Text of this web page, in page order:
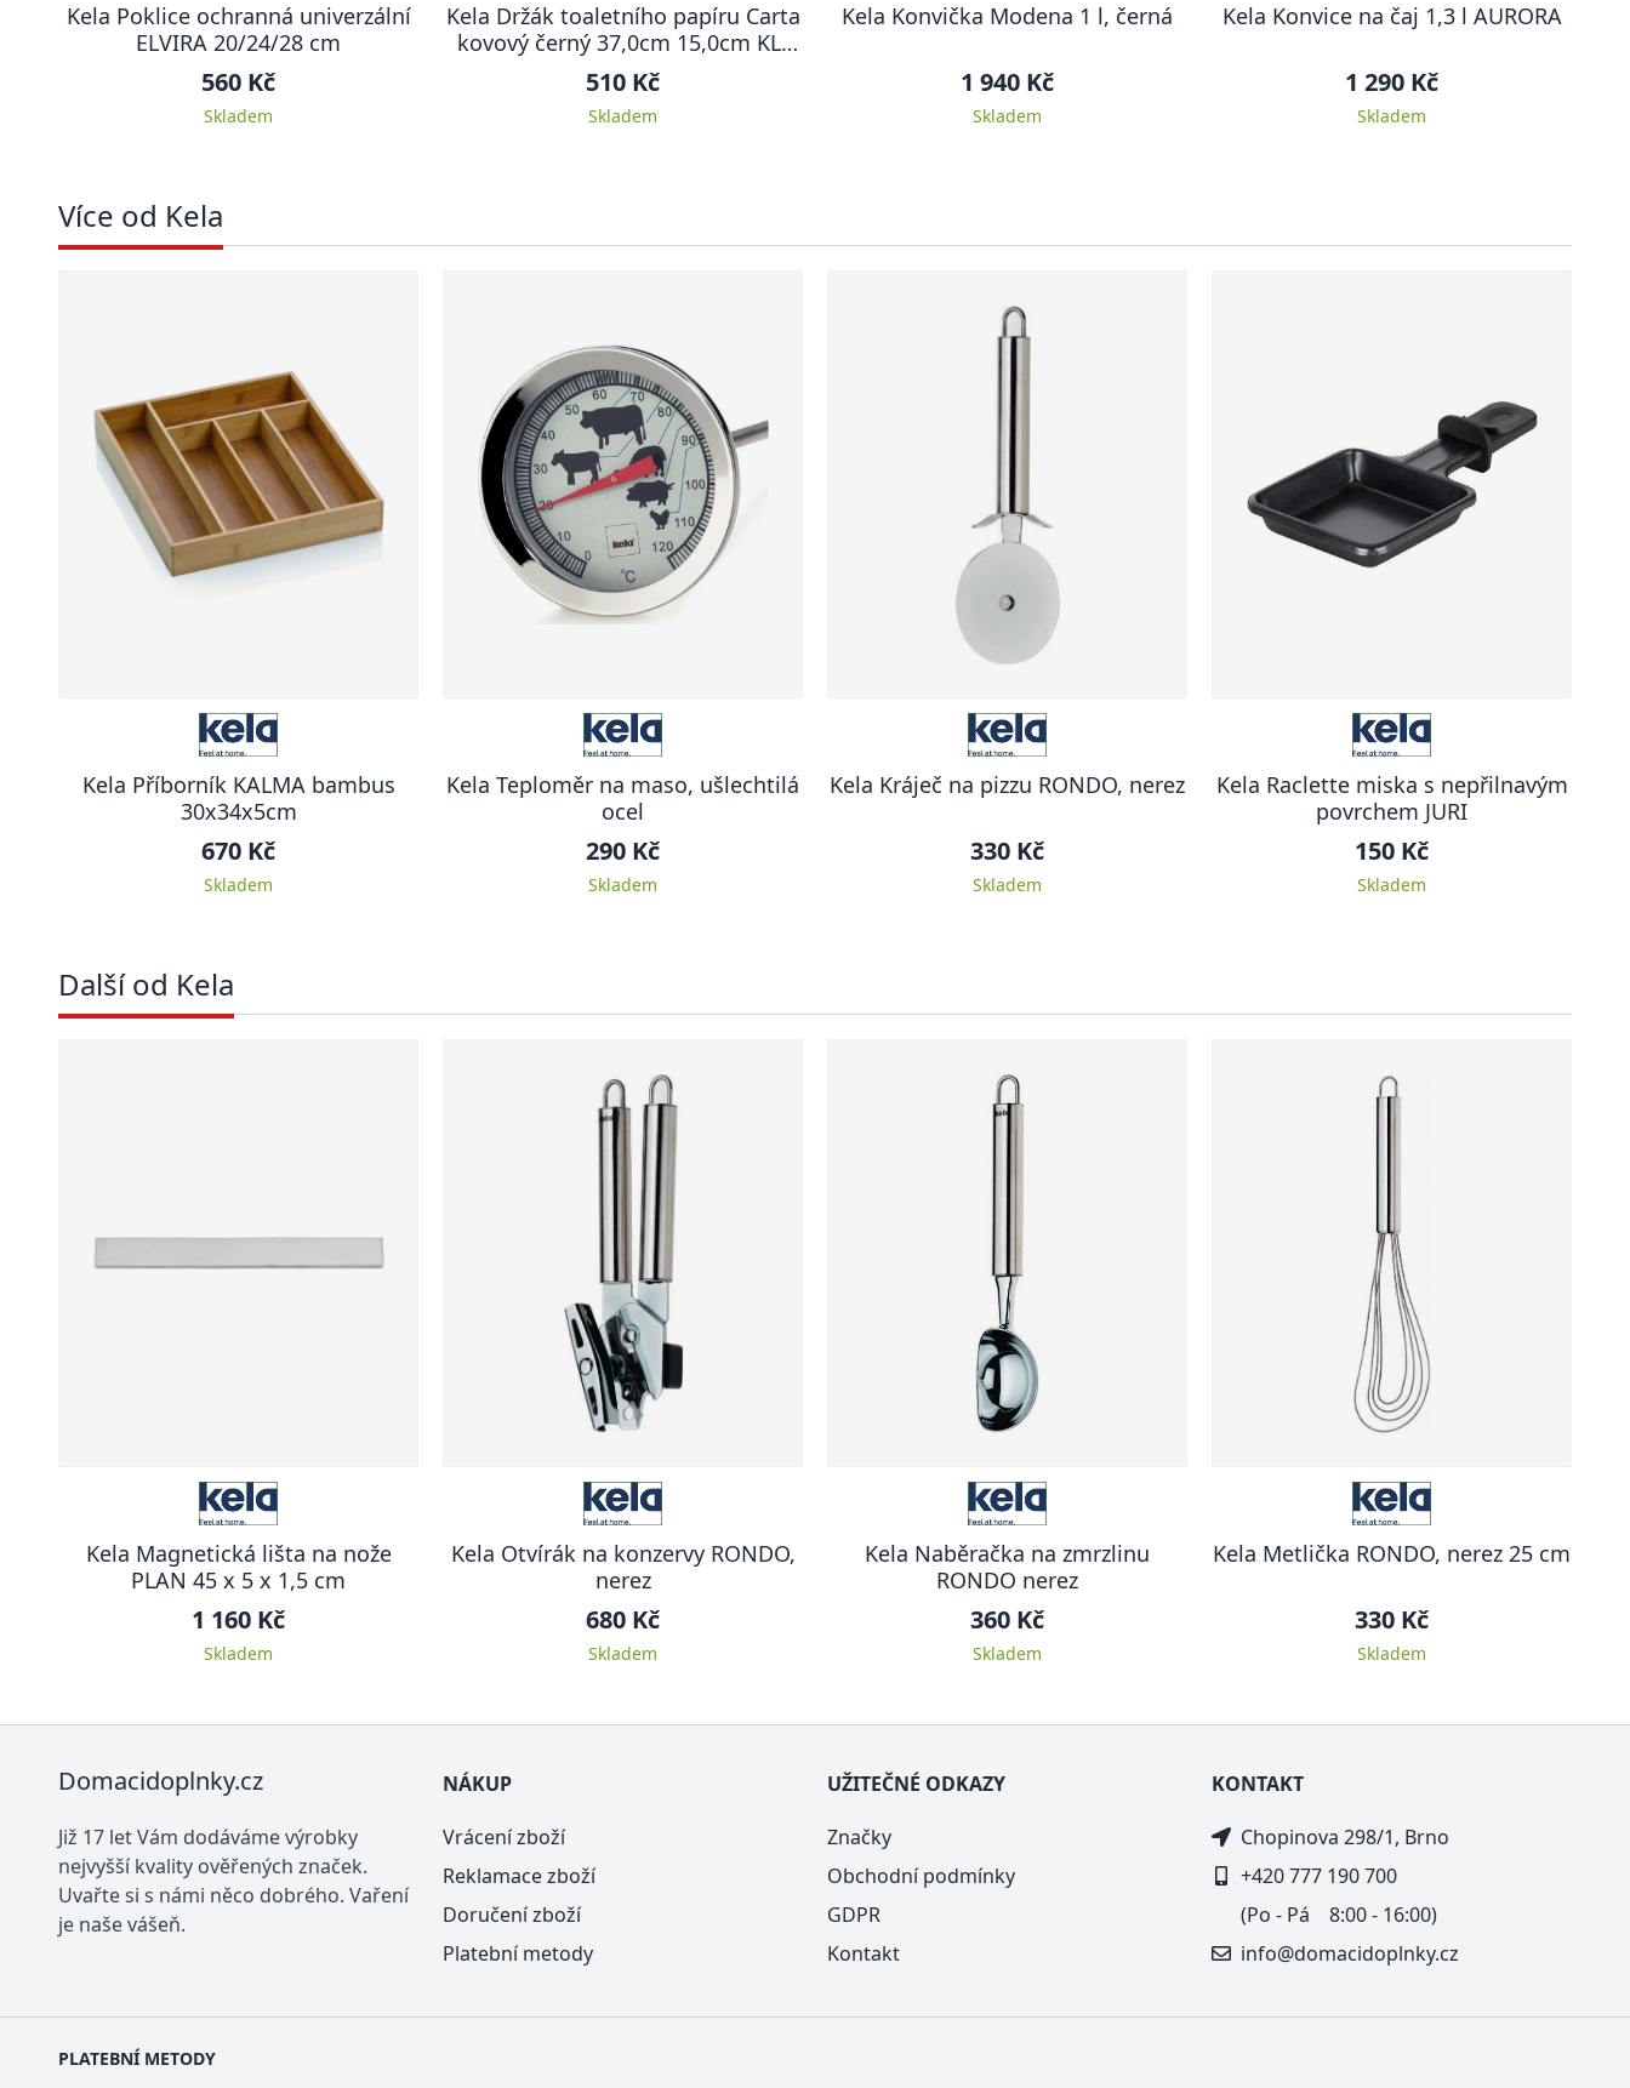
Kela Poklice ochranná univerzální
ELVIRA 20/24/28 cm
560 Kč
Skladem
Kela Držák toaletního papíru Carta
kovový černý 37,0cm 15,0cm KL-
22825
510 Kč
Skladem
Kela Konvička Modena 1 l, černá
1 940 Kč
Skladem
Kela Konvice na čaj 1,3 l AURORA
1 290 Kč
Skladem
Více od Kela
Kela Příborník KALMA bambus
30x34x5cm
670 Kč
Skladem
Kela Teploměr na maso, ušlechtilá
ocel
290 Kč
Skladem
Kela Kráječ na pizzu RONDO, nerez
330 Kč
Skladem
Kela Raclette miska s nepřilnavým
povrchem JURI
150 Kč
Skladem
Další od Kela
Kela Magnetická lišta na nože
PLAN 45 x 5 x 1,5 cm
1 160 Kč
Skladem
Kela Otvírák na konzervy RONDO,
nerez
680 Kč
Skladem
Kela Naběračka na zmrzlinu
RONDO nerez
360 Kč
Skladem
Kela Metlička RONDO, nerez 25 cm
330 Kč
Skladem
Domacidoplnky.cz
Již 17 let Vám dodáváme výrobky
nejvyšší kvality ověřených značek.
Uvařte si s námi něco dobrého. Vaření
je naše vášeň.
NÁKUP
Vrácení zboží
Reklamace zboží
Doručení zboží
Platební metody
UŽITEČNÉ ODKAZY
Značky
Obchodní podmínky
GDPR
Kontakt
KONTAKT
Chopinova 298/1, Brno
+420 777 190 700
(Po - Pá 8:00 - 16:00)
info@domacidoplnky.cz
PLATEBNÍ METODY